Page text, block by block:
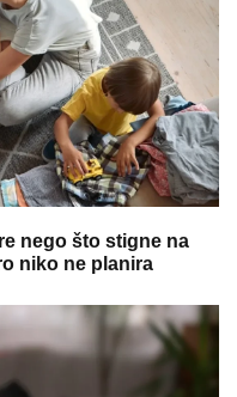
nego što stigne na
niko ne planira